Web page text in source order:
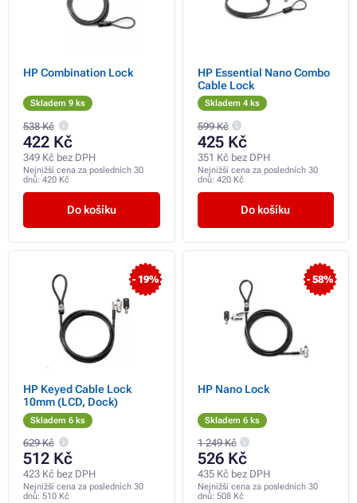
HP Combination Lock
Skladem 9 ks
538 Kč
422 Kč
349 Kč bez DPH
Nejnižší cena za posledních 30
dnů: 420 Kč
Do košíku
HP Essential Nano Combo
Cable Lock
Skladem 4 ks
599 Kč
425 Kč
351 Kč bez DPH
Nejnižší cena za posledních 30
dnů: 420 Kč
Do košíku
- 19%
HP Keyed Cable Lock
10mm (LCD, Dock)
Skladem 6 ks
629 Kč
512 Kč
423 Kč bez DPH
Nejnižší cena za posledních 30
dnů: 510 Kč
- 58%
HP Nano Lock
Skladem 6 ks
1 249 Kč
526 Kč
435 Kč bez DPH
Nejnižší cena za posledních 30
dnů: 508 Kč